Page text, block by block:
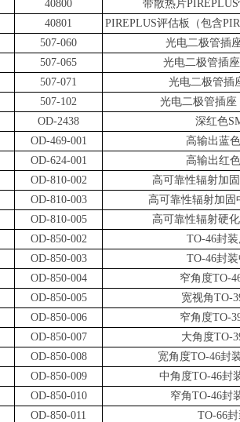
40800 带散热片PIREPLUS
40801 PIREPLUS评估板（包含
507-060
光电二极管插
507-065
光电二极管插
507-071
光电二极管插
507-102
光电二极管插座
OD-2438 深红色
OD-469-001
高输出蓝色
OD-624-001
高输出红色
OD-810-002
高可靠性辐射加
OD-810-003
高可靠性辐射加固
OD-810-005
高可靠性辐射硬
OD-850-002 TO-46封
OD-850-003 TO-46封
OD-850-004 窄角度TO-
OD-850-005 宽视角TO-
OD-850-006 窄角度TO-
OD-850-007 大角度TO-
OD-850-008 宽角度TO-46封
OD-850-009 中角度TO-46封
OD-850-010 窄角TO-46封
OD-850-011 TO-66